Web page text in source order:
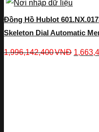
Đồng Hồ Hublot
Skeleton Dial Automatic
1,996,142,400VNĐ